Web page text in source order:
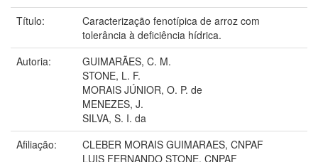
Título:
Caracterização fenotípica de arroz com
tolerância à deficiência hídrica.
Autoria:
GUIMARÃES, C. M.
STONE, L. F.
MORAIS JÚNIOR, O. P. de
MENEZES, J.
SILVA, S. I. da
Afiliação:
CLEBER MORAIS GUIMARAES, CNPAF
LUIS FERNANDO STONE, CNPAF